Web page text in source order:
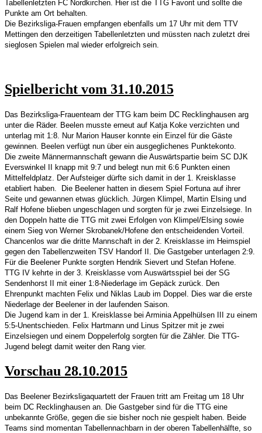
Tabellenletzten FC Nordkirchen. Hier ist die TTG Favorit und sollte die
Punkte am Ort behalten.
Die Bezirksliga-Frauen empfangen ebenfalls um 17 Uhr mit dem TTV
Mettingen den derzeitigen Tabellenletzten und müssten nach zuletzt drei
sieglosen Spielen mal wieder erfolgreich sein.
Spielbericht vom 31.10.2015
Das Bezirksliga-Frauenteam der TTG kam beim DC Recklinghausen arg
unter die Räder. Beelen musste erneut auf Katja Koke verzichten und
unterlag mit 1:8. Nur Marion Hauser konnte ein Einzel für die Gäste
gewinnen. Beelen verfügt nun über ein ausgeglichenes Punktekonto.
Die zweite Männermannschaft gewann die Auswärtspartie beim SC DJK
Everswinkel II knapp mit 9:7 und belegt nun mit 6:6 Punkten einen
Mittelfeldplatz. Der Aufsteiger dürfte sich damit in der 1. Kreisklasse
etabliert haben. Die Beelener hatten in diesem Spiel Fortuna auf ihrer
Seite und gewannen etwas glücklich. Jürgen Klimpel, Martin Elsing und
Ralf Hofene blieben ungeschlagen und sorgten für je zwei Einzelsiege. In
den Doppeln hatte die TTG mit zwei Erfolgen von Klimpel/Elsing sowie
einem Sieg von Werner Skrobanek/Hofene den entscheidenden Vorteil.
Chancenlos war die dritte Mannschaft in der 2. Kreisklasse im Heimspiel
gegen den Tabellenzweiten TSV Handorf II. Die Gastgeber unterlagen 2:9.
Für die Beelener Punkte sorgten Hendrik Sievert und Stefan Hofene.
TTG IV kehrte in der 3. Kreisklasse vom Auswärtsspiel bei der SG
Sendenhorst II mit einer 1:8-Niederlage im Gepäck zurück. Den
Ehrenpunkt machten Felix und Niklas Laub im Doppel. Dies war die erste
Niederlage der Beelener in der laufenden Saison.
Die Jugend kam in der 1. Kreisklasse bei Arminia Appelhülsen III zu einem
5:5-Unentschieden. Felix Hartmann und Linus Spitzer mit je zwei
Einzelsiegen und einem Doppelerfolg sorgten für die Zähler. Die TTG-
Jugend belegt damit weiter den Rang vier.
Vorschau 28.10.2015
Das Beelener Bezirksligaquartett der Frauen tritt am Freitag um 18 Uhr
beim DC Recklinghausen an. Die Gastgeber sind für die TTG eine
unbekannte Größe, gegen die sie bisher noch nie gespielt haben. Beide
Teams sind momentan Tabellennachbarn in der oberen Tabellenhälfte, so